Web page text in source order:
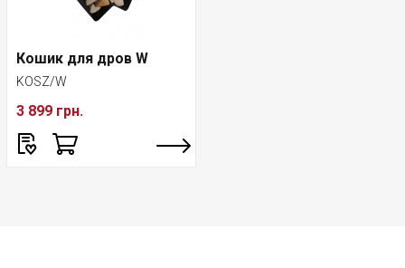
Кошик для дров W
KOSZ/W
3 899 грн.